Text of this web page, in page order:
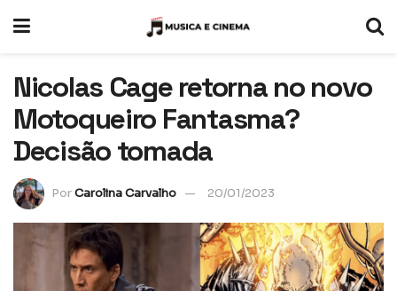
Nicolas Cage retorna no novo
Motoqueiro Fantasma?
Decisão tomada
PorCarolina Carvalho 20/01/2023